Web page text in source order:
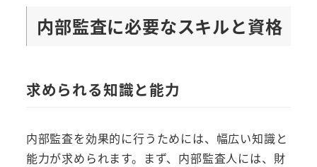
内部監査に必要なスキルと資格
求められる知識と能力
内部監査を効果的に行うためには、幅広い知識と
能力が求められます。まず、内部監査人には、財